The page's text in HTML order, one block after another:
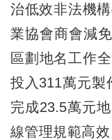
治低效非法機
業協會商會減
區劃地名工作
投入311萬元製
完成23.5萬元
線管理規範高